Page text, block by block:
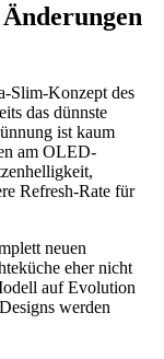
Slim-Konzept des
das dünnste
ist kaum
am OLED-
Refresh-Rate für
neuen
eher nicht
auf Evolution
werden